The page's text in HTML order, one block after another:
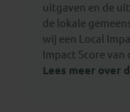
uitgaven en de
de lokale
wij een Local
Impact Score van
Lees meer over